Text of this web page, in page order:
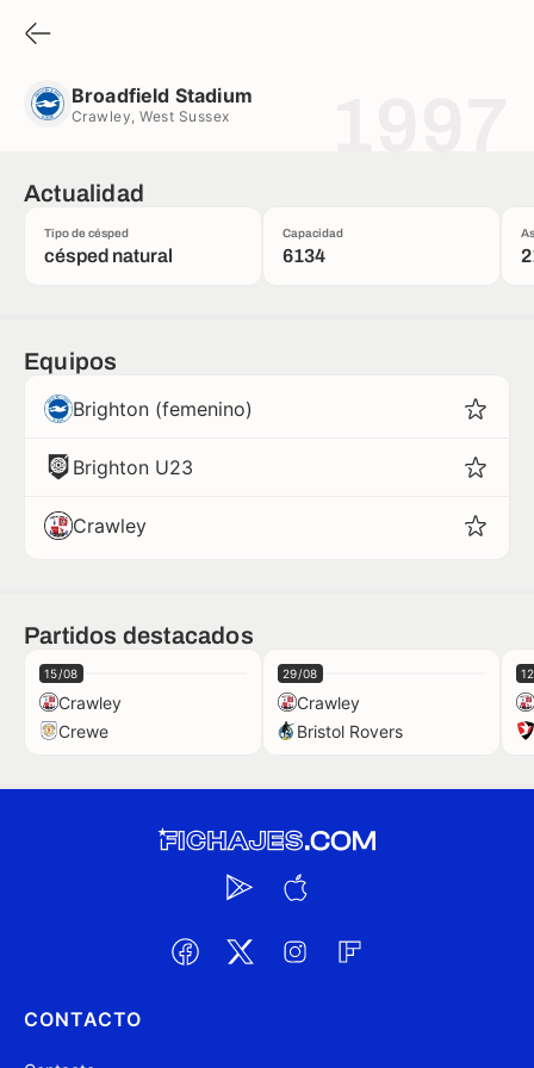
Broadfield Stadium
Crawley, West Sussex
Actualidad
Tipo de césped
césped natural
Capacidad
6134
Equipos
Brighton (femenino)
Brighton U23
Crawley
Partidos destacados
15/08
Crawley
Crewe
29/08
Crawley
Bristol Rovers
CONTACTO